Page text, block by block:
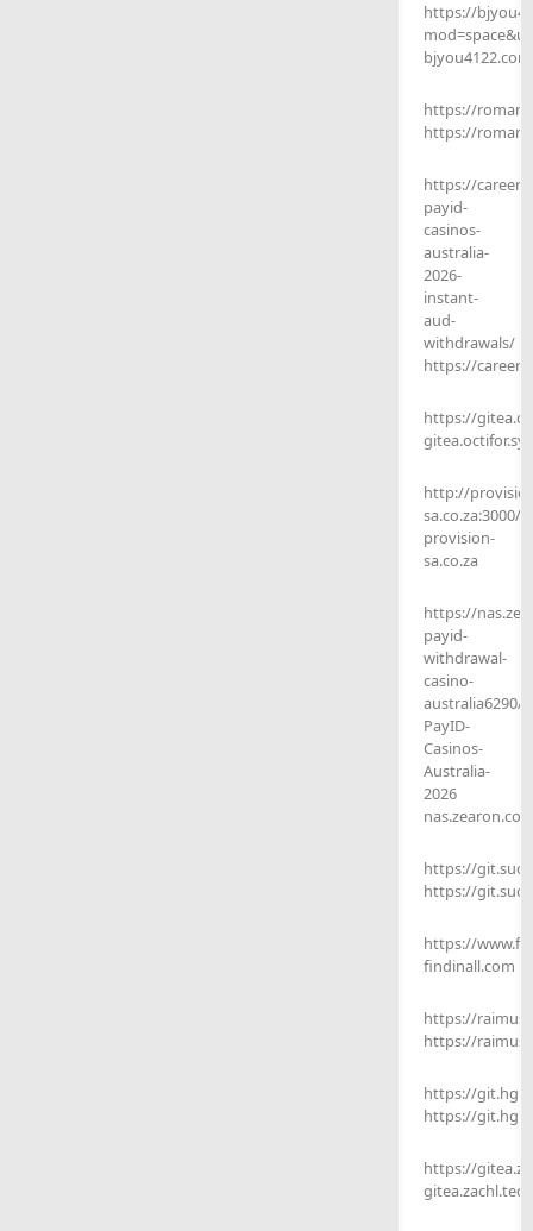
https://
bjyou4122.com
https://
https://
https://
payid-
casinos-
australia-
2026-
instant-
aud-
withdrawals/
https://
https://
http://
sa.co.za:3000/
provision-
sa.co.za
https://
payid-
withdrawal-
casino-
australia6290/
PayID-
Casinos-
Australia-
2026
https://
https://
https://
findinall.com
https://
https://
https://
https://
https://
gitea.zachl.tech